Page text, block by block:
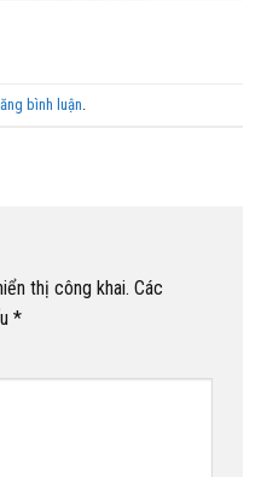
bình luận
thị công khai. Các
*